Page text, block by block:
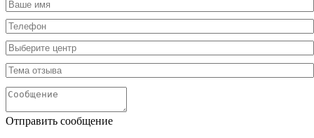
Отправить сообщение